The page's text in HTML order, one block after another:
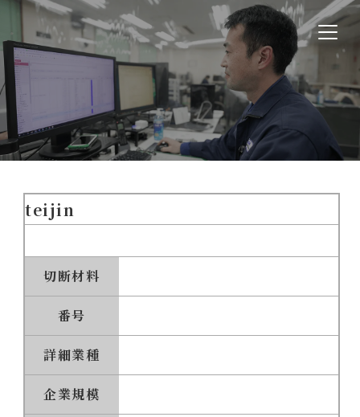
teijin
切断材料
番号
詳細業種
企業規模